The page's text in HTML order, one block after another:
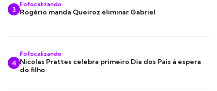
3
Fofocalizando
Rogério manda Queiroz eliminar Gabriel
4
Fofocalizando
Nicolas Prattes celebra primeiro Dia dos Pais à espera
do filho